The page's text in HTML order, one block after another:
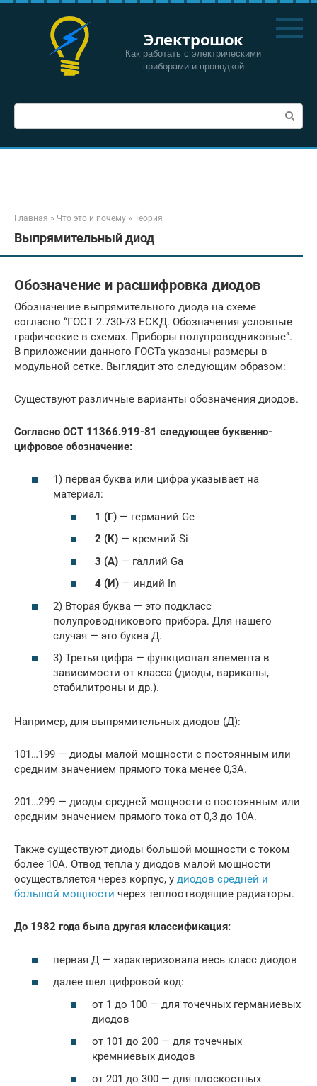
Перейти
Электрошок
Как работать с электрическими
приборами и проводкой
Поиск:
Главная » Что это и почему » Теория
Выпрямительный диод
Обозначение и расшифровка диодов
Обозначение выпрямительного диода на схеме
согласно “ГОСТ 2.730-73 ЕСКД. Обозначения условные
графические в схемах. Приборы полупроводниковые”.
В приложении данного ГОСТа указаны размеры в
модульной сетке. Выглядит это следующим образом:
Существуют различные варианты обозначения диодов.
Согласно ОСТ 11366.919-81 следующее буквенно-
цифровое обозначение:
1) первая буква или цифра указывает на
материал:
1 (Г) — германий Ge
2 (К) — кремний Si
3 (А) — галлий Ga
4 (И) — индий In
2) Вторая буква — это подкласс
полупроводникового прибора. Для нашего
случая — это буква Д.
3) Третья цифра — функционал элемента в
зависимости от класса (диоды, варикапы,
стабилитроны и др.).
Например, для выпрямительных диодов (Д):
101…199 — диоды малой мощности с постоянным или
средним значением прямого тока менее 0,3А.
201…299 — диоды средней мощности с постоянным или
средним значением прямого тока от 0,3 до 10А.
Также существуют диоды большой мощности с током
более 10А. Отвод тепла у диодов малой мощности
осуществляется через корпус, у диодов средней и
большой мощности через теплоотводящие радиаторы.
До 1982 года была другая классификация:
первая Д — характеризовала весь класс диодов
далее шел цифровой код:
от 1 до 100 — для точечных германиевых
диодов
от 101 до 200 — для точечных
кремниевых диодов
от 201 до 300 — для плоскостных